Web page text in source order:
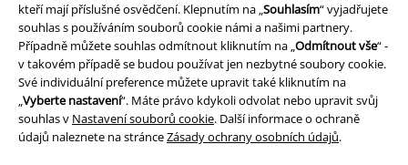
kteří mají příslušné osvědčení. Klepnutím na „Souhlasím“ vyjadřujete
souhlas s používáním souborů cookie námi a našimi partnery.
Případně můžete souhlas odmítnout kliknutím na „Odmítnout vše“ -
v takovém případě se budou používat jen nezbytné soubory cookie.
Své individuální preference můžete upravit také kliknutím na
„Vyberte nastavení“. Máte právo kdykoli odvolat nebo upravit svůj
souhlas v Nastavení souborů cookie. Další informace o ochraně
údajů naleznete na stránceZásady ochrany osobních údajů.
Prohlášení
Ochrana osobních údajů
Likvidace odpadu a ochrana životního prostředí
Prohlášení o shodě